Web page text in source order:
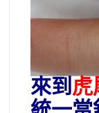
來到虎